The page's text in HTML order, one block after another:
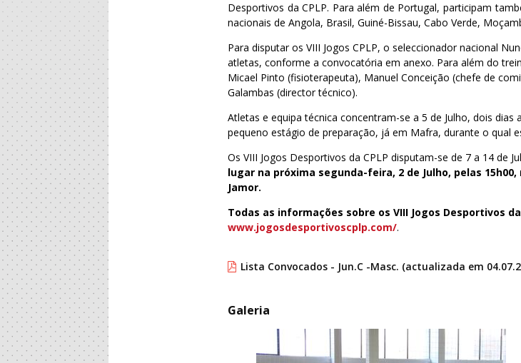
Desportivos da CPLP. Para além de Portugal, participam
nacionais de Angola, Brasil, Guiné-Bissau, Cabo Verde,
Para disputar os VIII Jogos CPLP, o seleccionador nacional
atletas, conforme a convocatória em anexo. Para além do
Micael Pinto (fisioterapeuta), Manuel Conceição (chefe de
Galambas (director técnico).
Atletas e equipa técnica concentram-se a 5 de Julho, dois
pequeno estágio de preparação, já em Mafra, durante o qual
Os VIII Jogos Desportivos da CPLP disputam-se de 7 a 14 de
lugar na próxima segunda-feira, 2 de Julho, pelas
Jamor.
Todas as informações sobre os VIII Jogos Desportivos
www.jogosdesportivoscplp.com/.
Lista Convocados - Jun.C -Masc. (actualizada em
Galeria